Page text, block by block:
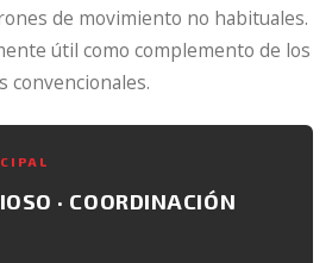
de movimiento no habituales.
útil como complemento de los
convencionales.
· COORDINACIÓN